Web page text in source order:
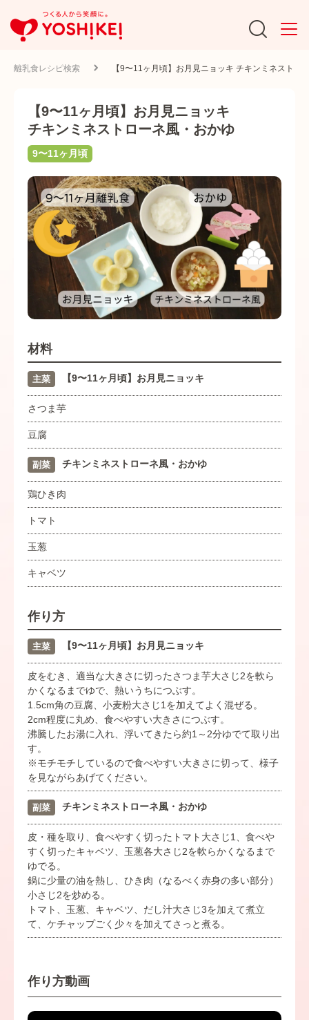
離乳食レシピ検索 【9〜11ヶ月頃】お月見ニョッキ チキンミネストロ
【9〜11ヶ月頃】お月見ニョッキ
チキンミネストローネ風・おかゆ
9〜11ヶ月頃
材料
主菜 【9〜11ヶ月頃】お月見ニョッキ
さつま芋
豆腐
副菜 チキンミネストローネ風・おかゆ
鶏ひき肉
トマト
玉葱
キャベツ
作り方
主菜 【9〜11ヶ月頃】お月見ニョッキ
皮をむき、適当な大きさに切ったさつま芋大さじ2を軟ら
かくなるまでゆで、熱いうちにつぶす。
1.5cm角の豆腐、小麦粉大さじ1を加えてよく混ぜる。
2cm程度に丸め、食べやすい大きさにつぶす。
沸騰したお湯に入れ、浮いてきたら約1～2分ゆでて取り出
す。
※モチモチしているので食べやすい大きさに切って、様子
を見ながらあげてください。
副菜 チキンミネストローネ風・おかゆ
皮・種を取り、食べやすく切ったトマト大さじ1、食べや
すく切ったキャベツ、玉葱各大さじ2を軟らかくなるまで
ゆでる。
鍋に少量の油を熱し、ひき肉（なるべく赤身の多い部分）
小さじ2を炒める。
トマト、玉葱、キャベツ、だし汁大さじ3を加えて煮立
て、ケチャップごく少々を加えてさっと煮る。
作り方動画